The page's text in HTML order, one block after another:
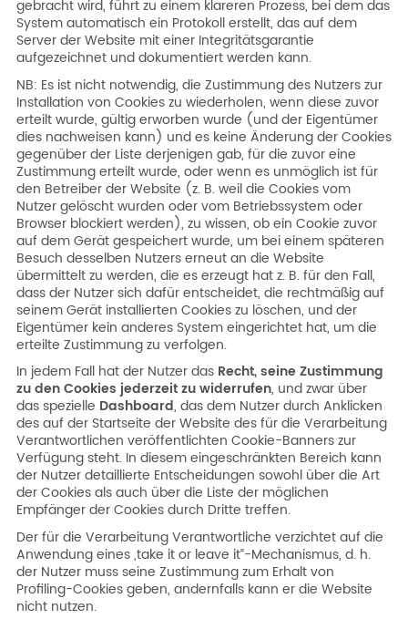
gebracht wird, führt zu einem klareren Prozess, bei dem das
System automatisch ein Protokoll erstellt, das auf dem
Server der Website mit einer Integritätsgarantie
aufgezeichnet und dokumentiert werden kann.
NB: Es ist nicht notwendig, die Zustimmung des Nutzers zur
Installation von Cookies zu wiederholen, wenn diese zuvor
erteilt wurde, gültig erworben wurde (und der Eigentümer
dies nachweisen kann) und es keine Änderung der Cookies
gegenüber der Liste derjenigen gab, für die zuvor eine
Zustimmung erteilt wurde, oder wenn es unmöglich ist für
den Betreiber der Website (z. B. weil die Cookies vom
Nutzer gelöscht wurden oder vom Betriebssystem oder
Browser blockiert werden), zu wissen, ob ein Cookie zuvor
auf dem Gerät gespeichert wurde, um bei einem späteren
Besuch desselben Nutzers erneut an die Website
übermittelt zu werden, die es erzeugt hat z. B. für den Fall,
dass der Nutzer sich dafür entscheidet, die rechtmäßig auf
seinem Gerät installierten Cookies zu löschen, und der
Eigentümer kein anderes System eingerichtet hat, um die
erteilte Zustimmung zu verfolgen.
In jedem Fall hat der Nutzer das Recht, seine Zustimmung
zu den Cookies jederzeit zu widerrufen, und zwar über
das spezielle Dashboard, das dem Nutzer durch Anklicken
des auf der Startseite der Website des für die Verarbeitung
Verantwortlichen veröffentlichten Cookie-Banners zur
Verfügung steht. In diesem eingeschränkten Bereich kann
der Nutzer detaillierte Entscheidungen sowohl über die Art
der Cookies als auch über die Liste der möglichen
Empfänger der Cookies durch Dritte treffen.
Der für die Verarbeitung Verantwortliche verzichtet auf die
Anwendung eines „take it or leave it“-Mechanismus, d. h.
der Nutzer muss seine Zustimmung zum Erhalt von
Profiling-Cookies geben, andernfalls kann er die Website
nicht nutzen.